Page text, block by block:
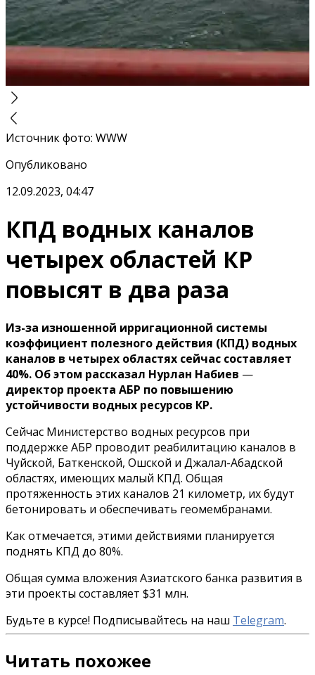
Источник фото: WWW
Опубликовано
12.09.2023, 04:47
КПД водных каналов
четырех областей КР
повысят в два раза
Из-за изношенной ирригационной системы
коэффициент полезного действия (КПД) водных
каналов в четырех областях сейчас составляет
40%. Об этом рассказал Нурлан Набиев —
директор проекта АБР по повышению
устойчивости водных ресурсов КР.
Сейчас Министерство водных ресурсов при
поддержке АБР проводит реабилитацию каналов в
Чуйской, Баткенской, Ошской и Джалал-Абадской
областях, имеющих малый КПД. Общая
протяженность этих каналов 21 километр, их будут
бетонировать и обеспечивать геомембранами.
Как отмечается, этими действиями планируется
поднять КПД до 80%.
Общая сумма вложения Азиатского банка развития в
эти проекты составляет $31 млн.
Будьте в курсе! Подписывайтесь на наш Telegram.
Читать похожее